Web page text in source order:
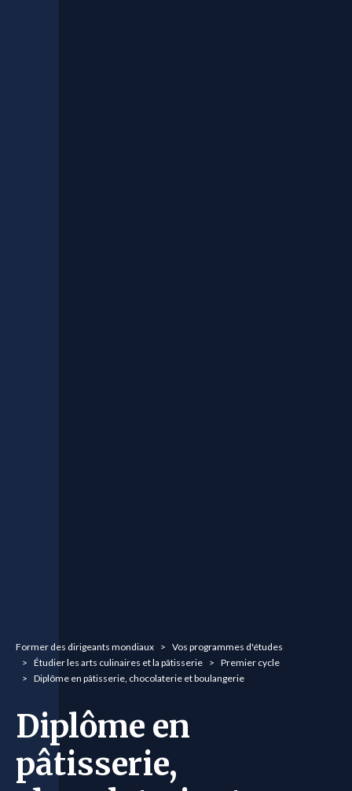
You are here:
Former des dirigeants mondiaux
Vos programmes d'études
Étudier les arts culinaires et la pâtisserie
Premier cycle
Diplôme en pâtisserie, chocolaterie et boulangerie
Diplôme en
pâtisserie,